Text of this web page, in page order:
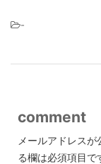
-
comment
メールアドレスが
る欄は必須項目で